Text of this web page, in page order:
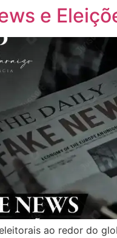
e
ao redor do